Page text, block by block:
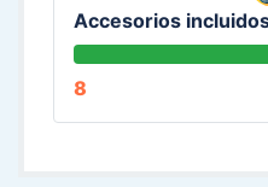
Accesorios
8